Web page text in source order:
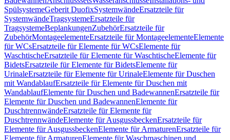
SpülsystemeGeberit DuofixSystemwändeErsatzteile für
SystemwändeTragsystemeErsatzteile für
TragsystemeBeplankungenZubehörErsatzteile für
ZubehörMontageelementeErsatzteile für MontageelementeElemente
für WCsErsatzteile für Elemente für WCsElemente für
WaschtischeErsatzteile für Elemente für WaschtischeElemente für
BidetsErsatzteile für Elemente für BidetsElemente für
UrinaleErsatzteile für Elemente für UrinaleElemente für Duschen
mit WandablaufErsatzteile für Elemente für Duschen mit
WandablaufElemente für Duschen und BadewannenErsatzteile für
Elemente für Duschen und BadewannenElemente für
DuschtrennwändeErsatzteile für Elemente für
DuschtrennwändeElemente für AusgussbeckenErsatzteile für
Elemente für AusgussbeckenElemente für ArmaturenErsatzteile für
Elemente für ArmaturenElemente für Waschmaschinen und